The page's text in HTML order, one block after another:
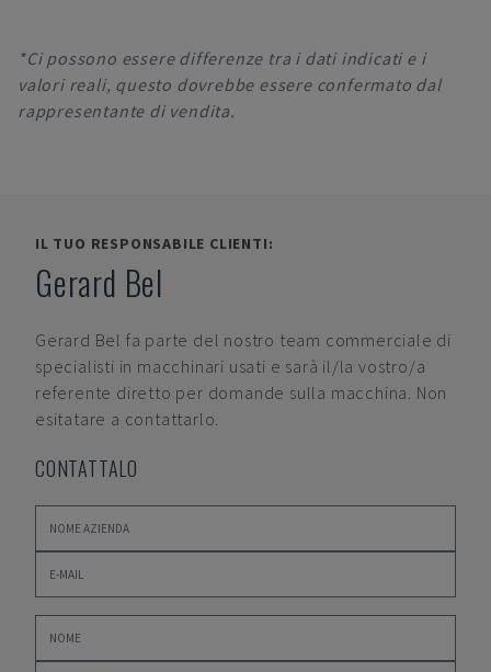
*Ci possono essere differenze tra i dati indicati e i
valori reali, questo dovrebbe essere confermato dal
rappresentante di vendita.
IL TUO RESPONSABILE CLIENTI:
Gerard Bel
Gerard Bel fa parte del nostro team commerciale di
specialisti in macchinari usati e sarà il/la vostro/a
referente diretto per domande sulla macchina. Non
esitatare a contattarlo.
CONTATTALO